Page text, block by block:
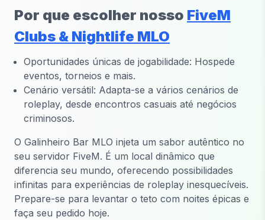
Por que escolher nosso FiveM
Clubs & Nightlife MLO
Oportunidades únicas de jogabilidade: Hospede
eventos, torneios e mais.
Cenário versátil: Adapta-se a vários cenários de
roleplay, desde encontros casuais até negócios
criminosos.
O Galinheiro Bar MLO injeta um sabor autêntico no
seu servidor FiveM. É um local dinâmico que
diferencia seu mundo, oferecendo possibilidades
infinitas para experiências de roleplay inesquecíveis.
Prepare-se para levantar o teto com noites épicas e
faça seu pedido hoje.